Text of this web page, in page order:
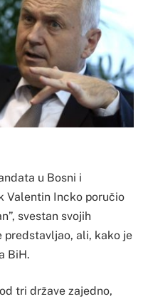
u Bosni i
Valentin Incko poručio
svestan svojih
ali, kako je
BiH.
tri države zajedno,